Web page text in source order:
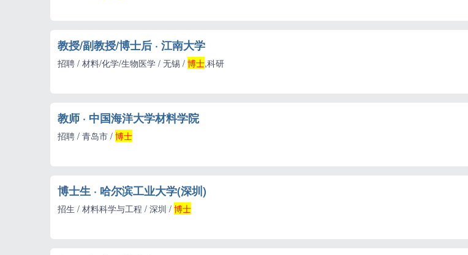
教授/副教授/博士后 · 江南大学
招聘 / 材料/化学/生物医学 / 无锡 / 博士,科研
教师 · 中国海洋大学材料学院
招聘 / 青岛市 / 博士
博士生 · 哈尔滨工业大学(深圳)
招生 / 材料科学与工程 / 深圳 / 博士